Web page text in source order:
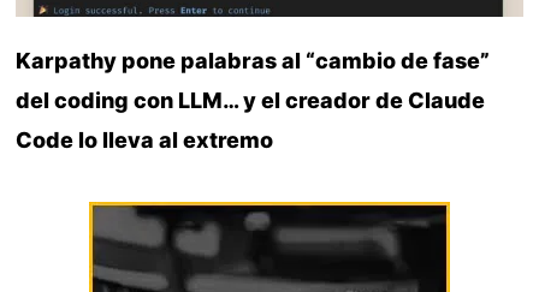
Karpathy pone palabras al “cambio de fase”
del coding con LLM… y el creador de Claude
Code lo lleva al extremo